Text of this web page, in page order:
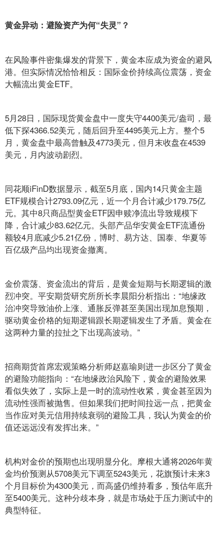
黄金异动：避险资产为何“失灵”？
在风险事件密集爆发的背景下，黄金本应成为资金的避风
港。但实际情况恰恰相反：国际金价持续高位震荡，资金
大幅流出黄金ETF。
5月28日，国际现货黄金盘中一度失守4400美元/盎司，最
低下探4366.52美元，随后回升至4495美元上方。整个5
月，黄金盘中最高曾触及4773美元，但月末收盘在4539
美元，月内波动剧烈。
同花顺iFinD数据显示，截至5月底，国内14只黄金主题
ETF规模合计2793.09亿元，近一个月合计减少179.75亿
元。其中8只商品型黄金ETF因申赎净流出导致规模下
降，合计减少83.62亿元。头部产品华安黄金ETF流通份
额较4月底减少5.21亿份，博时、易方达、国泰、华夏等
百亿级产品均出现资金撤离。
金价震荡、资金流出的背后，是黄金短期与长期逻辑的激
烈冲突。平安期货研究所所长李晨阳分析指出：“地缘政
治冲突导致油价上涨、通胀反弹甚至美国出现加息预期，
驱动黄金价格的短期逻辑跟长期逻辑发生了矛盾。黄金在
这两种力量的拉扯之下出现高波动。”
招商期货首席宏观策略分析师赵嘉瑜则进一步区分了黄金
的避险功能指向：“在地缘政治风险下，黄金的避险效果
看似失效了，实际上是一时的流动性收紧，黄金甚至因为
流动性强而被抛售。但如果我们把时间拉远一点，把黄金
当作应对美元信用持续衰弱的避险工具，我认为黄金的价
值还远远没有发挥出来。”
机构对金价的预期也出现明显分化。摩根大通将2026年黄
金均价预测从5708美元下调至5243美元，花旗预计未来3
个月目标价为4300美元，而高盛仍维持看多，预估年底升
至5400美元。这种分歧本身，就是市场处于压力测试中的
典型特征。